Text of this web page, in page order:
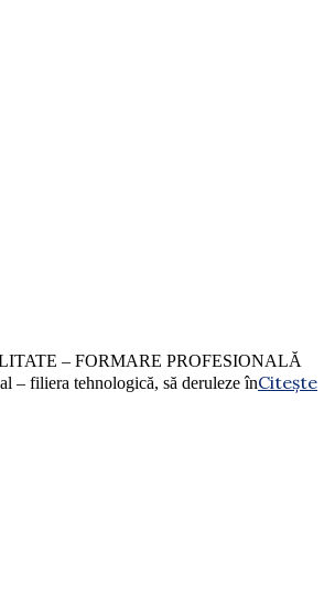
– FORMARE PROFESIONALĂ
– filiera tehnologică, să deruleze înCitește